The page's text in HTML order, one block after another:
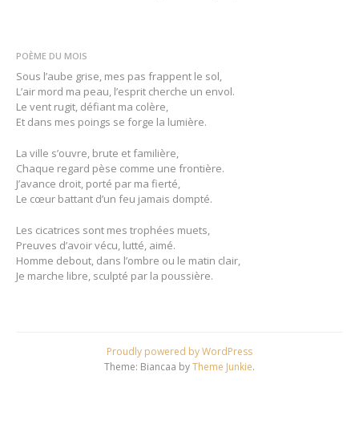
POÈME DU MOIS
Sous l’aube grise, mes pas frappent le sol,
L’air mord ma peau, l’esprit cherche un envol.
Le vent rugit, défiant ma colère,
Et dans mes poings se forge la lumière.
La ville s’ouvre, brute et familière,
Chaque regard pèse comme une frontière.
J’avance droit, porté par ma fierté,
Le cœur battant d’un feu jamais dompté.
Les cicatrices sont mes trophées muets,
Preuves d’avoir vécu, lutté, aimé.
Homme debout, dans l’ombre ou le matin clair,
Je marche libre, sculpté par la poussière.
Proudly powered by WordPress
Theme: Biancaa byTheme Junkie.